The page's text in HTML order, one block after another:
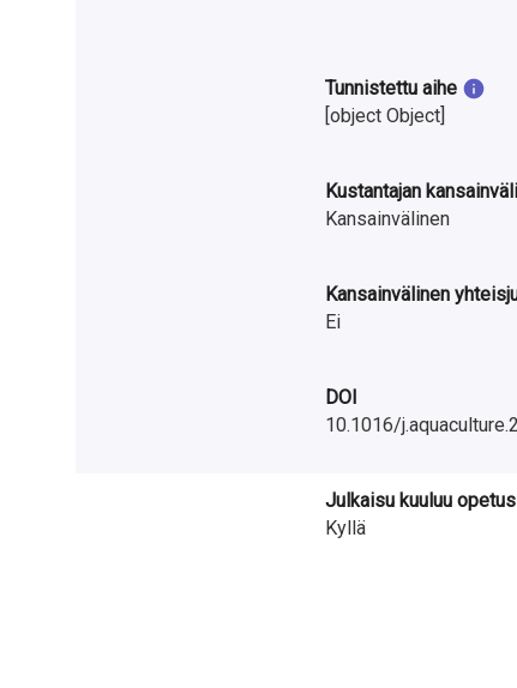
Tunnistettu aihe
[object Object]
Kustantajan
Kansainvälinen
Kansainvälinen
Ei
DOI
10.1016/
Julkaisu kuuluu
Kyllä